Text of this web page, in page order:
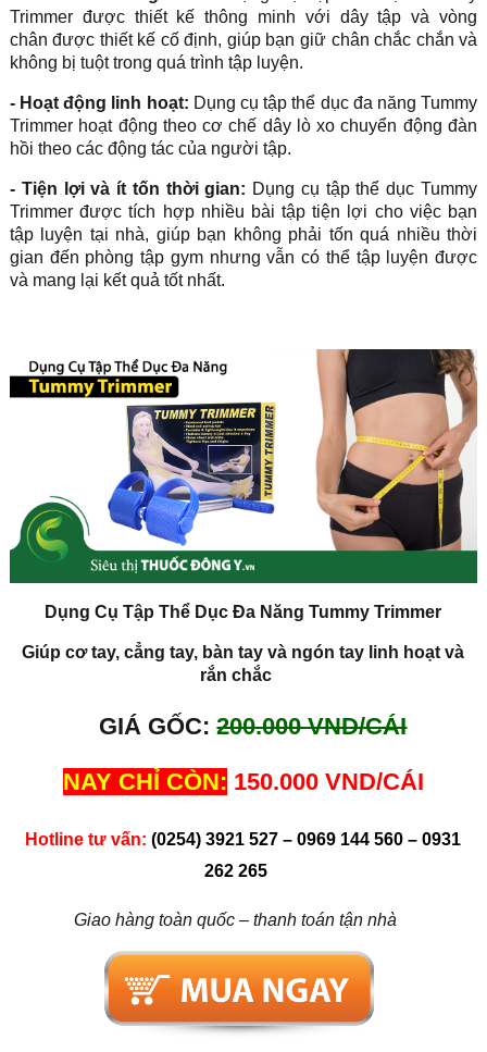
Trimmer được thiết kế thông minh với dây tập và vòng
chân được thiết kế cố định, giúp bạn giữ chân chắc chắn và
không bị tuột trong quá trình tập luyện.
- Hoạt động linh hoạt: Dụng cụ tập thể dục đa năng Tummy
Trimmer hoạt động theo cơ chế dây lò xo chuyển động đàn
hồi theo các động tác của người tập.
- Tiện lợi và ít tốn thời gian: Dụng cụ tập thể dục Tummy
Trimmer được tích hợp nhiều bài tập tiện lợi cho việc bạn
tập luyện tại nhà, giúp bạn không phải tốn quá nhiều thời
gian đến phòng tập gym nhưng vẫn có thể tập luyện được
và mang lại kết quả tốt nhất.
Dụng Cụ Tập Thể Dục Đa Năng Tummy Trimmer
Giúp cơ tay, cẳng tay, bàn tay và ngón tay linh hoạt và
rắn chắc
GIÁ GỐC:200.000 VND/CÁI
NAY CHỈ CÒN: 150.000 VND/CÁI
Hotline tư vấn: (0254) 3921 527 – 0969 144 560 – 0931
262 265
Giao hàng toàn quốc – thanh toán tận nhà